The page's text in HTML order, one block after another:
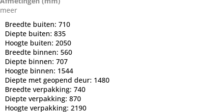
meer
Breedte buiten: 710
Diepte buiten: 835
Hoogte buiten: 2050
Breedte binnen: 560
Diepte binnen: 707
Hoogte binnen: 1544
Diepte met geopend deur: 1480
Breedte verpakking: 740
Diepte verpakking: 870
Hoogte verpakking: 2190